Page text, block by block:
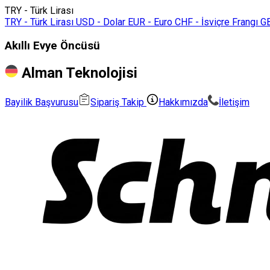
TRY - Türk Lirası
TRY - Türk Lirası USD - Dolar EUR - Euro CHF - İsviçre Frangı
Akıllı Evye Öncüsü
Alman Teknolojisi
Bayilik Başvurusu Sipariş Takip Hakkımızda İletişim